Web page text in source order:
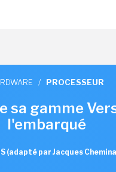
/ PROCESSEUR
sa gamme
l'embarqué
(adapté par Jacques